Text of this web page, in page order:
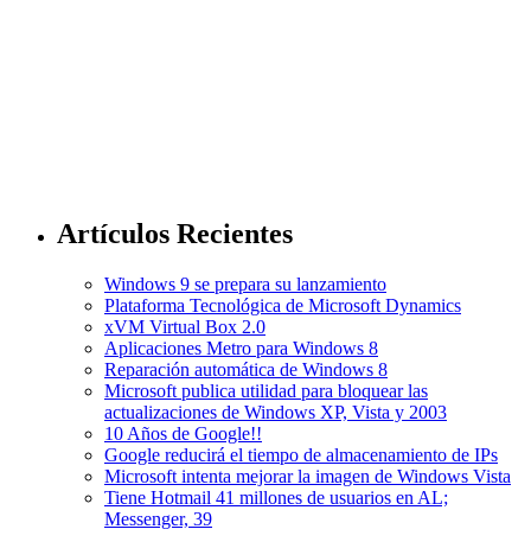
Artículos Recientes
Windows 9 se prepara su lanzamiento
Plataforma Tecnológica de Microsoft Dynamics
xVM Virtual Box 2.0
Aplicaciones Metro para Windows 8
Reparación automática de Windows 8
Microsoft publica utilidad para bloquear las
actualizaciones de Windows XP, Vista y 2003
10 Años de Google!!
Google reducirá el tiempo de almacenamiento de IPs
Microsoft intenta mejorar la imagen de Windows Vista
Tiene Hotmail 41 millones de usuarios en AL;
Messenger, 39